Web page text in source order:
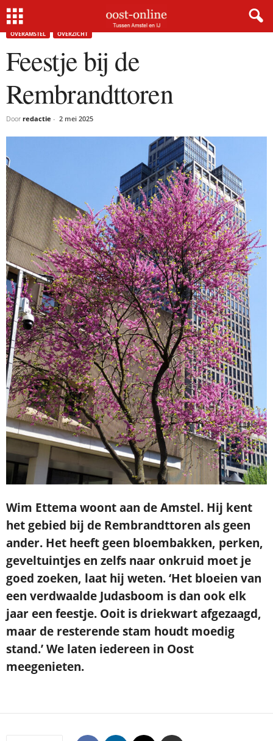
Home Feestje bij de Rembrandttoren
OVERAMSTEL OVERZICHT
Feestje bij de
Rembrandttoren
Door redactie - 2 mei 2025
Wim Ettema woont aan de Amstel. Hij kent
het gebied bij de Rembrandttoren als geen
ander. Het heeft geen bloembakken, perken,
geveltuintjes en zelfs naar onkruid moet je
goed zoeken, laat hij weten. ‘Het bloeien van
een verdwaalde Judasboom is dan ook elk
jaar een feestje. Ooit is driekwart afgezaagd,
maar de resterende stam houdt moedig
stand.’ We laten iedereen in Oost
meegenieten.